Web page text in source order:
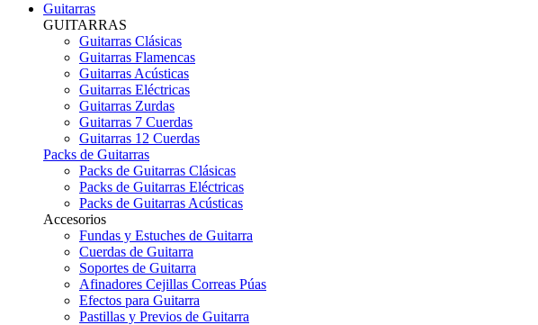
Guitarras
GUITARRAS
Guitarras Clásicas
Guitarras Flamencas
Guitarras Acústicas
Guitarras Eléctricas
Guitarras Zurdas
Guitarras 7 Cuerdas
Guitarras 12 Cuerdas
Packs de Guitarras
Packs de Guitarras Clásicas
Packs de Guitarras Eléctricas
Packs de Guitarras Acústicas
Accesorios
Fundas y Estuches de Guitarra
Cuerdas de Guitarra
Soportes de Guitarra
Afinadores Cejillas Correas Púas
Efectos para Guitarra
Pastillas y Previos de Guitarra